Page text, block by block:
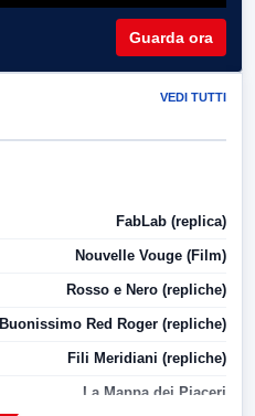
Guarda ora
VEDI TUTTI
FabLab (replica)
Nouvelle Vouge (Film)
Rosso e Nero (repliche)
Buonissimo Red Roger (repliche)
Fili Meridiani (repliche)
La Mappa dei Piaceri